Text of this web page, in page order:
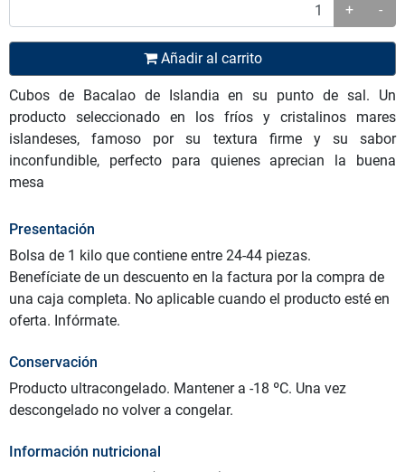
+ -
Añadir al carrito
Cubos de Bacalao de Islandia en su punto de sal. Un
producto seleccionado en los fríos y cristalinos mares
islandeses, famoso por su textura firme y su sabor
inconfundible, perfecto para quienes aprecian la buena
mesa
Presentación
Bolsa de 1 kilo que contiene entre 24-44 piezas.
Benefíciate de un descuento en la factura por la compra de
una caja completa. No aplicable cuando el producto esté en
oferta. Infórmate.
Conservación
Producto ultracongelado. Mantener a -18 ºC. Una vez
descongelado no volver a congelar.
Información nutricional